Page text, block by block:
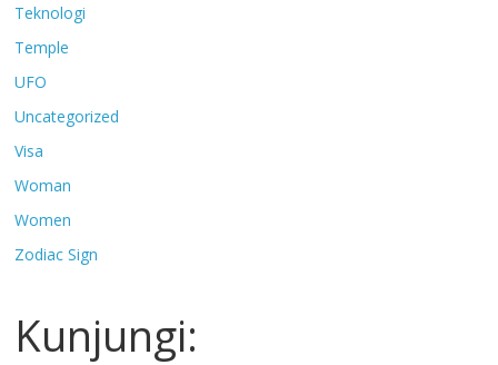
Teknologi
Temple
UFO
Uncategorized
Visa
Woman
Women
Zodiac Sign
Kunjungi: